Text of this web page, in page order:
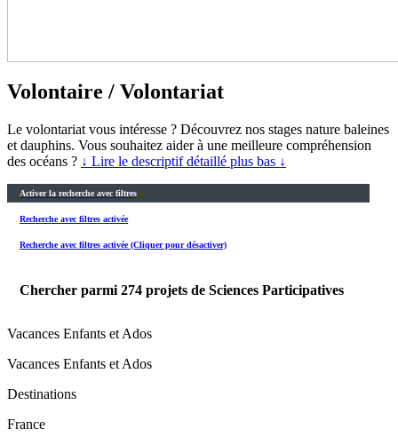
Volontaire / Volontariat
Le volontariat vous intéresse ? Découvrez nos stages nature baleines
et dauphins. Vous souhaitez aider à une meilleure compréhension
des océans ? ↓ Lire le descriptif détaillé plus bas ↓
Activer la recherche avec filtres
Recherche avec filtres activée
Recherche avec filtres activée (Cliquer pour désactiver)
Chercher parmi 274 projets de Sciences Participatives
Vacances Enfants et Ados
Vacances Enfants et Ados
Destinations
France